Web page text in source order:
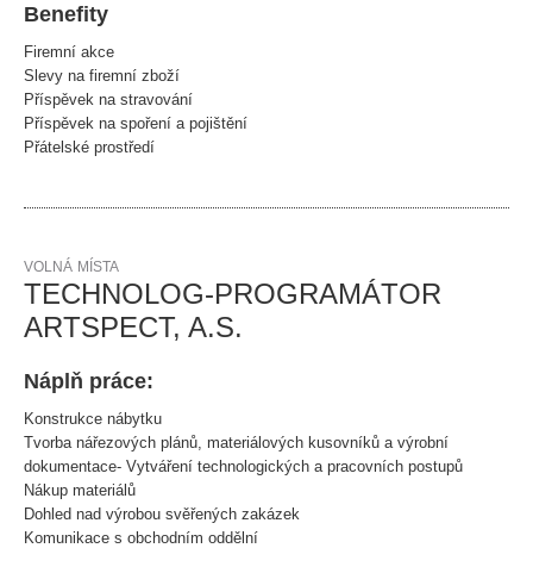
Benefity
Firemní akce
Slevy na firemní zboží
Příspěvek na stravování
Příspěvek na spoření a pojištění
Přátelské prostředí
VOLNÁ MÍSTA
TECHNOLOG-PROGRAMÁTOR
ARTSPECT, A.S.
Náplň práce:
Konstrukce nábytku
Tvorba nářezových plánů, materiálových kusovníků a výrobní
dokumentace- Vytváření technologických a pracovních postupů
Nákup materiálů
Dohled nad výrobou svěřených zakázek
Komunikace s obchodním oddělní